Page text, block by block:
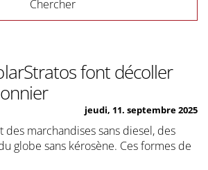
font décoller
jeudi, 11. septembre 2025
des marchandises sans diesel, des
globe sans kérosène. Ces formes de